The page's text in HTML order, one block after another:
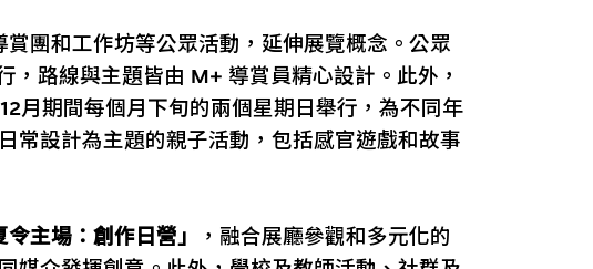
團和工作坊等公眾活動，延伸展覽概念。公眾
，路線與主題皆由 M+ 導賞員精心設計。此外，
月期間每個月下旬的兩個星期日舉行，為不同年
常設計為主題的親子活動，包括感官遊戲和故事
令主場：創作日營」
，融合展廳參觀和多元化的